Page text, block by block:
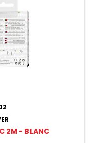
2M - BLANC